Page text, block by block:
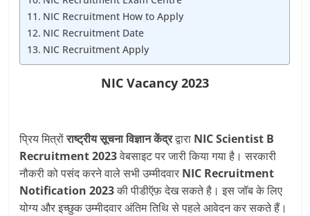
NIC Recruitment How to Apply
NIC Recruitment Date
NIC Recruitment Apply
NIC Vacancy 2023
प्रिय मित्रोंराष्ट्रीय सूचना विज्ञान केंद्रद्वारा NIC Scientist B
Recruitment 2023वेबसाइट पर जारी किया गया है। सरकारी
नौकरी को पसंद करने वाले सभी उम्मीदवार NIC Recruitment
Notification 2023की पीडीऍफ़ देख सकते है। इस जॉब के लिए
योग्य और इच्छुक उम्मीदवार अंतिम तिथि से पहले आवेदन कर सकते हैं।